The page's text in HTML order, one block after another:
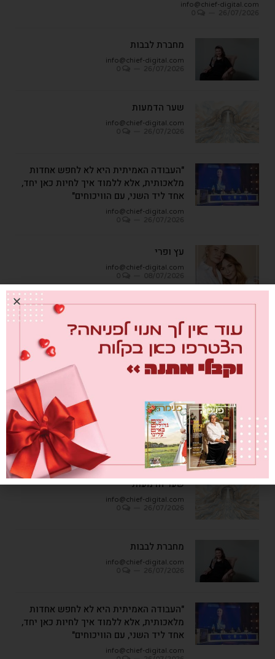
info@chief-digital.com
מחברת לבבות
info@chief-digital.com
שער הדמעות
info@chief-digital.com
"העבודה האמיתית היא לא לחפש אחדות
מלאכותית, אלא ללמוד איך לחיות כאן יחד,
אחד ליד השני, עם הוויכוחים"
info@chief-digital.com
עץ ופרי
info@chief-digital.com
כתבות אחרונות
מבחן הגמבה
info@chief-digital.com
כאן חוגגים בכיף – המדריך לתכנון חוויה
משפחתית
info@chief-digital.com
26/07/2026
שער הדמעות
info@chief-digital.com
מחברת לבבות
info@chief-digital.com
"העבודה האמיתית היא לא לחפש אחדות
מלאכותית, אלא ללמוד איך לחיות כאן יחד,
אחד ליד השני, עם הוויכוחים"
info@chief-digital.com